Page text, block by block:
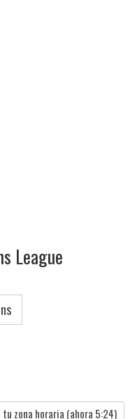
League
tu zona horaria (ahora 5:24)